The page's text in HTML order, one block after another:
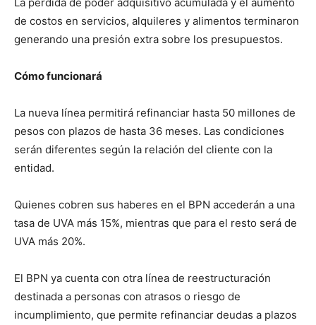
de costos en servicios, alquileres y alimentos terminaron
generando una presión extra sobre los presupuestos.
Cómo funcionará
La nueva línea permitirá refinanciar hasta 50 millones de
pesos con plazos de hasta 36 meses. Las condiciones
serán diferentes según la relación del cliente con la
entidad.
Quienes cobren sus haberes en el BPN accederán a una
tasa de UVA más 15%, mientras que para el resto será de
UVA más 20%.
El BPN ya cuenta con otra línea de reestructuración
destinada a personas con atrasos o riesgo de
incumplimiento, que permite refinanciar deudas a plazos